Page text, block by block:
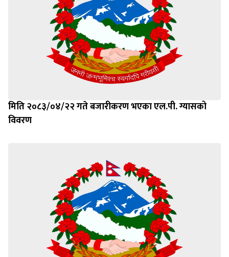
मिति २०८३/०४/२२ गते बजारीकरण भएका एल.पी. ग्यासको